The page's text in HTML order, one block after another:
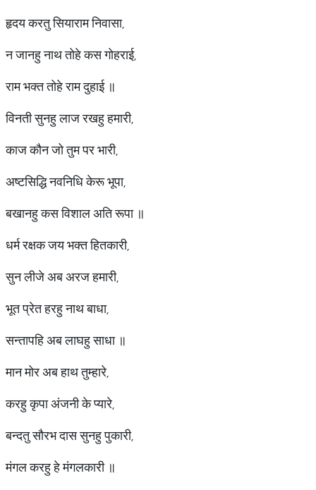
हृदय करतु सियाराम निवासा,
न जानहु नाथ तोहे कस गोहराई,
राम भक्त तोहे राम दुहाई ॥
विनती सुनहु लाज रखहु हमारी,
काज कौन जो तुम पर भारी,
अष्टसिद्धि नवनिधि केरू भूपा,
बखानहु कस विशाल अति रूपा ॥
धर्म रक्षक जय भक्त हितकारी,
सुन लीजे अब अरज हमारी,
भूत प्रेत हरहु नाथ बाधा,
सन्तापहि अब लाघहु साधा ॥
मान मोर अब हाथ तुम्हारे,
करहु कृपा अंजनी के प्यारे,
बन्दतु सौरभ दास सुनहु पुकारी,
मंगल करहु हे मंगलकारी ॥